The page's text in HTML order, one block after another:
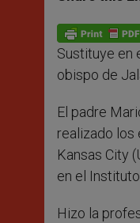
s
p
p
e
g
e
r
Sustituye en
obispo de
El padre
realizado los
Kansas City
en el
Hizo la